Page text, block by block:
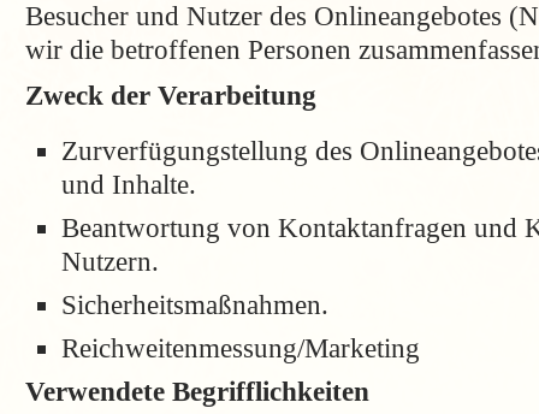
Besucher und Nutzer des Onlineangebotes
wir die betroffenen Personen
Zweck der Verarbeitung
Zurverfügungstellung des
und Inhalte.
Beantwortung von Kontaktanfragen und
Nutzern.
Sicherheitsmaßnahmen.
Reichweitenmessung/Marketing
Verwendete Begrifflichkeiten